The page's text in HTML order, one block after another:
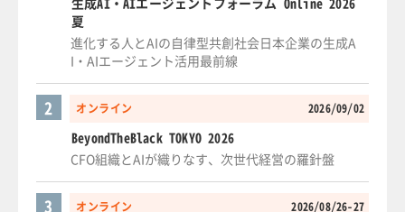
夏
進化する人とAIの自律型共創社会日本企業の生成A
I・AIエージェント活用最前線
オンライン 2026/09/02
2
BeyondTheBlack TOKYO 2026
CFO組織とAIが織りなす、次世代経営の羅針盤
オンライン 2026/08/26-27
3